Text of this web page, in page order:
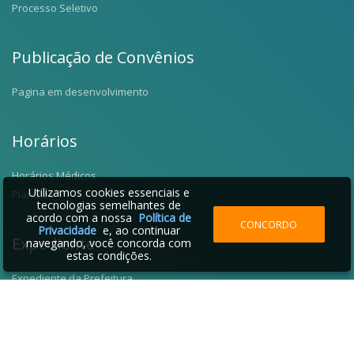
Processo Seletivo
Publicação de Convênios
Pagina em desenvolvimento
Horários
Horários Médicos
Plantões
Expediente
Expediente da Prefeitura
Utilizamos cookies essenciais e
tecnologias semelhantes de
acordo com a nossa Política de
Privacidadee, ao continuar
navegando, você concorda com
estas condições.
CONCORDO